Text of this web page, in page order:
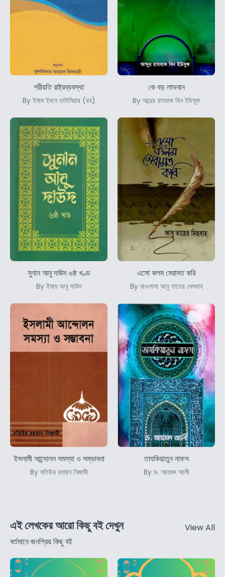
শরীয়তি রাষ্ট্রব্যবস্থা
By ইমাম ইবনে তাইমিয়ার (রহ)
কে বড় লাভবান
By আব্দুর রাযযাক বিন ইউসুফ
সুনান আবু দাঊদ ৬ষ্ঠ খণ্ড
By ইমাম আবু দাউদ
এসো কলম মেরামত করি
By মাওলানা আবু তাহের মেসবাহ
ইসলামী আন্দোলন সমস্যা ও সম্ভাবনা
By মতিউর রহমান নিজামী
তাযকিয়াতুন নাফস
By ড. আহমদ আলী
এই লেখকের আরো কিছু বই দেখুন
বর্তমানে জনপ্রিয় কিছু বই
View All